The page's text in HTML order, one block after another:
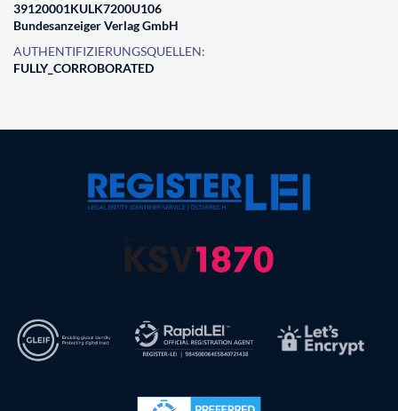
39120001KULK7200U106
Bundesanzeiger Verlag GmbH
AUTHENTIFIZIERUNGSQUELLEN:
FULLY_CORROBORATED